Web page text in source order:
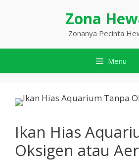
Zona
Zonanya Pecinta
Menu
Ikan Hias
Oksigen atau